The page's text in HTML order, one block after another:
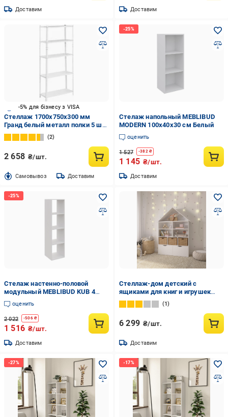
Доставим Доставим
-5% для бізнесу з VISA
Стеллаж 1700x750x300 мм
Гранд белый металл полки 5 шт.
крашенный
2
2 658 ₴/шт.
Cамовывоз Доставим
Стелаж напольный MEBLIBUD
MODERN 100х40х30 см Белый
оценить
1 527 -382₴
1 145 ₴/шт.
Доставим
Стелаж настенно-половой
модульный MEBLIBUD KUB 4
секции Белый
оценить
2 022 -506₴
1 516 ₴/шт.
Доставим
Стеллаж-дом детский с
ящиками для книг и игрушек
155х100х30 см Белый (DP-7)
1
6 299 ₴/шт.
Доставим